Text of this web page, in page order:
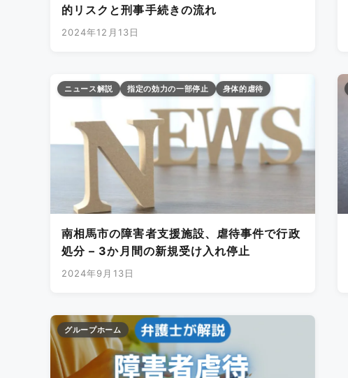
的リスクと刑事手続きの流れ
2024年12月13日
ニュース解説 指定の効力の一部停止 身体的虐待
南相馬市の障害者支援施設、虐待事件で行政
処分 – 3か月間の新規受け入れ停止
2024年9月13日
グループホーム